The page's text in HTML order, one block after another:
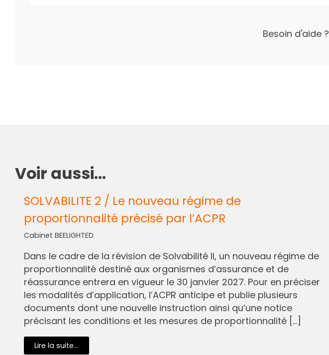
Besoin d'aide ?
Voir aussi...
SOLVABILITE 2 / Le nouveau régime de
proportionnalité précisé par l’ACPR
Cabinet BEELIGHTED
Dans le cadre de la révision de Solvabilité II, un nouveau régime de
proportionnalité destiné aux organismes d’assurance et de
réassurance entrera en vigueur le 30 janvier 2027. Pour en préciser
les modalités d’application, l’ACPR anticipe et publie plusieurs
documents dont une nouvelle instruction ainsi qu’une notice
précisant les conditions et les mesures de proportionnalité […]
Lire la suite...